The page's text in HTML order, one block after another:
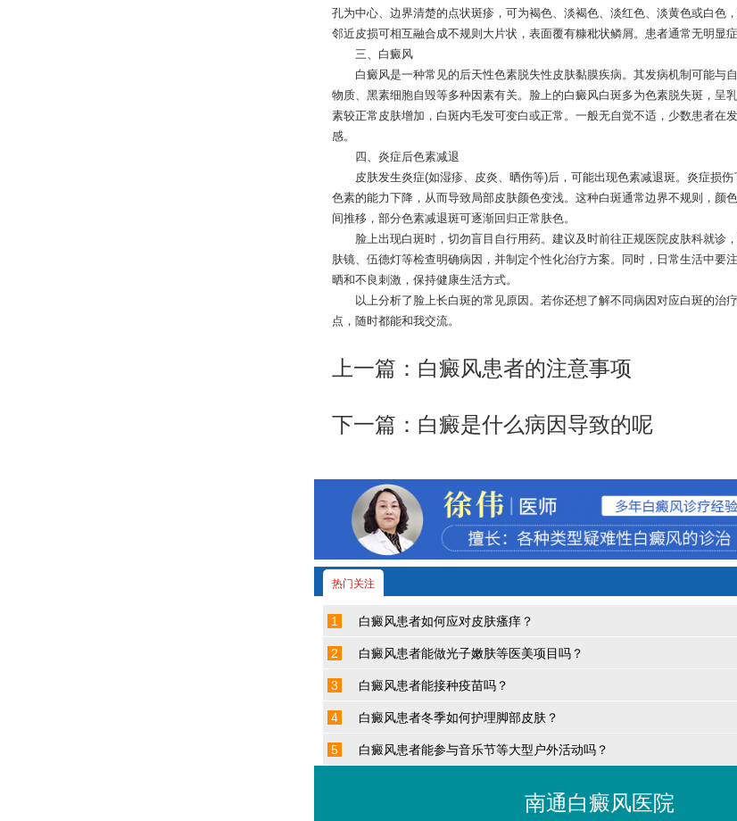
孔为中心、边界清楚的点状斑疹，可为褐色、淡褐色、淡红色、淡黄色或白色
邻近皮损可相互融合成不规则大片状，表面覆有糠秕状鳞屑。患者通常无明显症
三、白癜风
白癜风是一种常见的后天性色素脱失性皮肤黏膜疾病。其发病机制可能与
物质、黑素细胞自毁等多种因素有关。脸上的白癜风白斑多为色素脱失斑，呈
素较正常皮肤增加，白斑内毛发可变白或正常。一般无自觉不适，少数患者在
感。
四、炎症后色素减退
皮肤发生炎症(如湿疹、皮炎、晒伤等)后，可能出现色素减退斑。炎症损伤
色素的能力下降，从而导致局部皮肤颜色变浅。这种白斑通常边界不规则，颜
间推移，部分色素减退斑可逐渐回归正常肤色。
脸上出现白斑时，切勿盲目自行用药。建议及时前往正规医院皮肤科就诊
肤镜、伍德灯等检查明确病因，并制定个性化治疗方案。同时，日常生活中要
晒和不良刺激，保持健康生活方式。
以上分析了脸上长白斑的常见原因。若你还想了解不同病因对应白斑的治
点，随时都能和我交流。
上一篇： 白癜风患者的注意事项
下一篇： 白癜是什么病因导致的呢
热门关注
1 白癜风患者如何应对皮肤瘙痒？
2 白癜风患者能做光子嫩肤等医美项目吗？
3 白癜风患者能接种疫苗吗？
4 白癜风患者冬季如何护理脚部皮肤？
5 白癜风患者能参与音乐节等大型户外活动吗？
南通白癜风医院